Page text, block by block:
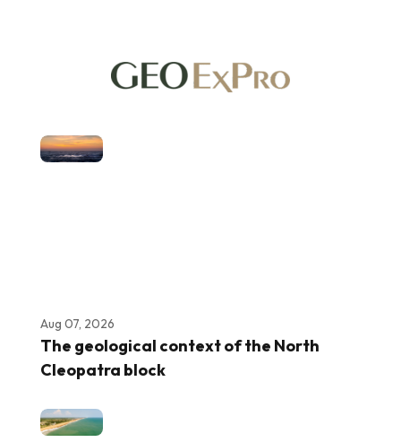
Aug 07, 2026
The geological context of the North
Cleopatra block